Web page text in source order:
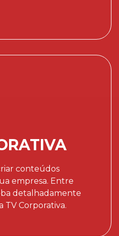
conteúdos
empresa. Entre
detalhadamente
TV Corporativa.